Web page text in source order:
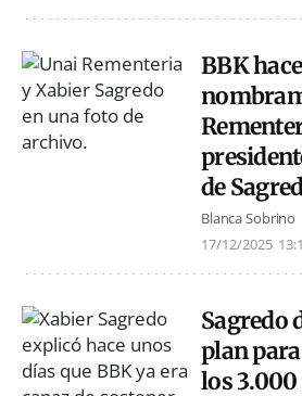
BBK
de
Blanca Sobrino
17/12/2025
Sagredo
plan
los